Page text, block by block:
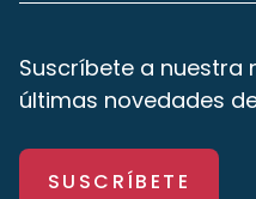
Suscríbete a nuestra
últimas novedades
SUSCRÍBETE